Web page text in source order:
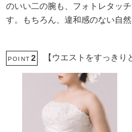
のいい二の腕も、フォトレタッ
す。もちろん、違和感のない自然
POINT 2 【ウエストをすっきり